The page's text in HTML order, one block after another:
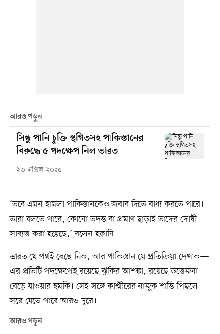
আরও পড়ুন
সিন্ধু পানি চুক্তি স্থগিতসহ পাকিস্তানের
বিরুদ্ধে ৫ পদক্ষেপ নিল ভারত
২৩ এপ্রিল ২০২৫
‘তবে এমন হামলা পাকিস্তানকেও জবাব দিতে বাধ্য করতে পারে।
তারা বলতে পারে, কোনো তদন্ত বা প্রমাণ ছাড়াই তাদের দোষী
সাব্যস্ত করা হয়েছে,’ বলেন হক্কানি।
ভারত যে পথই বেছে নিক, আর পাকিস্তান যে প্রতিক্রিয়া দেখাক—
এর প্রতিটি পদক্ষেপেই রয়েছে ঝুঁকির আশঙ্কা, রয়েছে উত্তেজনা
বেড়ে যাওয়ার হুমকি। সেই সঙ্গে কাশ্মীরের নাজুক শান্তি পিছলে
সরে যেতে পারে আরও দূরে।
আরও পড়ুন